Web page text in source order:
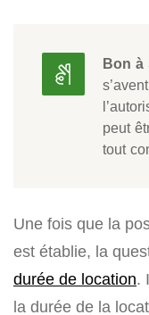
Bon à
peut
tout
Une fois que la
est établie, la
durée de location.
la durée de la